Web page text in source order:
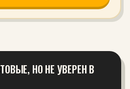
НО НЕ УВЕРЕН В